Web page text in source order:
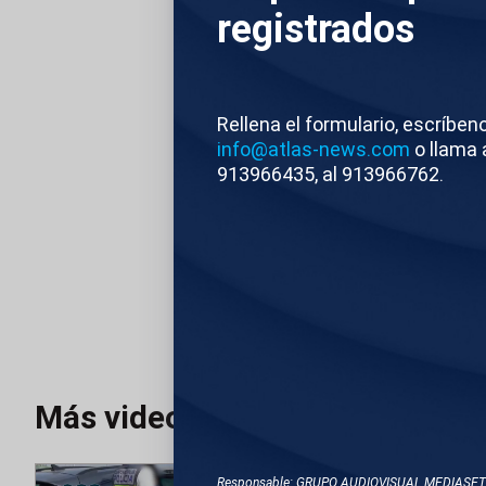
registrados
Rellena el formulario,
info@atlas-news.com o llama
913966435, al 913966762.
Responsable: GRUPO AUDIOVISUAL
bautizada como
también dinero
provincias de
Más videos